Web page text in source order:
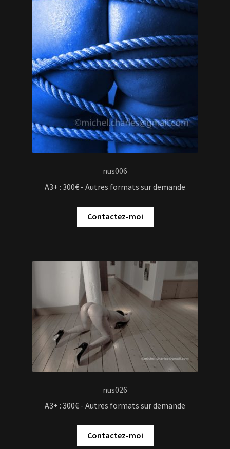
nus006
A3+ : 300€ - Autres formats sur demande
Contactez-moi
nus026
A3+ : 300€ - Autres formats sur demande
Contactez-moi